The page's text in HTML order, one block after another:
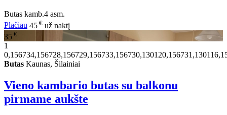
Butas kamb.4 asm.
Plačiau 45 € už naktį
35 €
1
Butas Kaunas, Šilainiai
Vieno kambario butas su balkonu
pirmame aukšte